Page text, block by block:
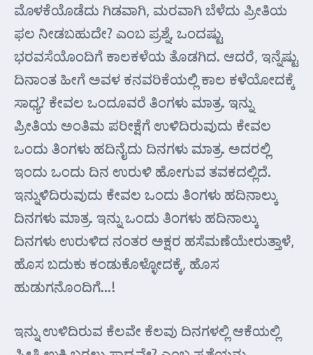
ಮೊಳಕೆಯೊಡೆದು ಗಿಡವಾಗಿ, ಮರವಾಗಿ ಬೆಳೆದು ಪ್ರೀತಿಯ
ಫಲ ನೀಡಬಹುದೇ? ಎಂಬ ಪ್ರಶ್ನೆ, ಒಂದಷ್ಟು
ಭರವಸೆಯೊಂದಿಗೆ ಕಾಲಕಳೆಯ ತೊಡಗಿದ. ಆದರೆ, ಇನ್ನೆಷ್ಟು
ದಿನಾಂತ ಹೀಗೆ ಅವಳ ಕನವರಿಕೆಯಲ್ಲಿ ಕಾಲ ಕಳೆಯೋದಕ್ಕೆ
ಸಾಧ್ಯ? ಕೇವಲ ಒಂದೂವರೆ ತಿಂಗಳು ಮಾತ್ರ. ಇನ್ನು
ಪ್ರೀತಿಯ ಅಂತಿಮ ಪರೀಕ್ಷೆಗೆ ಉಳಿದಿರುವುದು ಕೇವಲ
ಒಂದು ತಿಂಗಳು ಹದಿನೈದು ದಿನಗಳು ಮಾತ್ರ. ಅದರಲ್ಲಿ
ಇಂದು ಒಂದು ದಿನ ಉರುಳಿ ಹೋಗುವ ತವಕದಲ್ಲಿದೆ.
ಇನ್ನುಳಿದಿರುವುದು ಕೇವಲ ಒಂದು ತಿಂಗಳು ಹದಿನಾಲ್ಕು
ದಿನಗಳು ಮಾತ್ರ. ಇನ್ನು ಒಂದು ತಿಂಗಳು ಹದಿನಾಲ್ಕು
ದಿನಗಳು ಉರುಳಿದ ನಂತರ ಅಕ್ಷರ ಹಸೆಮಣೆಯೇರುತ್ತಾಳೆ,
ಹೊಸ ಬದುಕು ಕಂಡುಕೊಳ್ಳೋದಕ್ಕೆ, ಹೊಸ
ಹುಡುಗನೊಂದಿಗೆ…!
ಇನ್ನು ಉಳಿದಿರುವ ಕೆಲವೇ ಕೆಲವು ದಿನಗಳಲ್ಲಿ ಆಕೆಯಲ್ಲಿ